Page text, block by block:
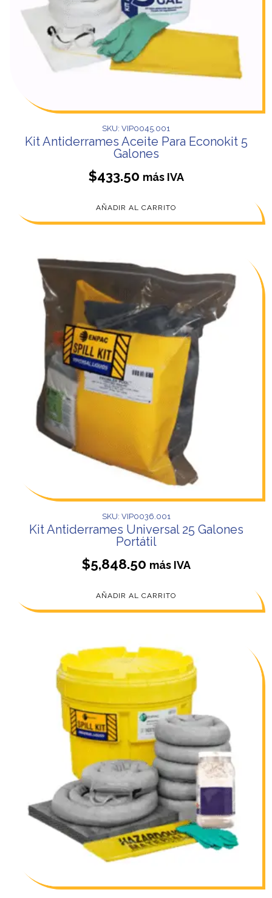
SKU: VIP0045.001
Kit Antiderrames Aceite Para Econokit 5
Galones
$433.50 más IVA
AÑADIR AL CARRITO
SKU: VIP0036.001
Kit Antiderrames Universal 25 Galones
Portátil
$5,848.50 más IVA
AÑADIR AL CARRITO